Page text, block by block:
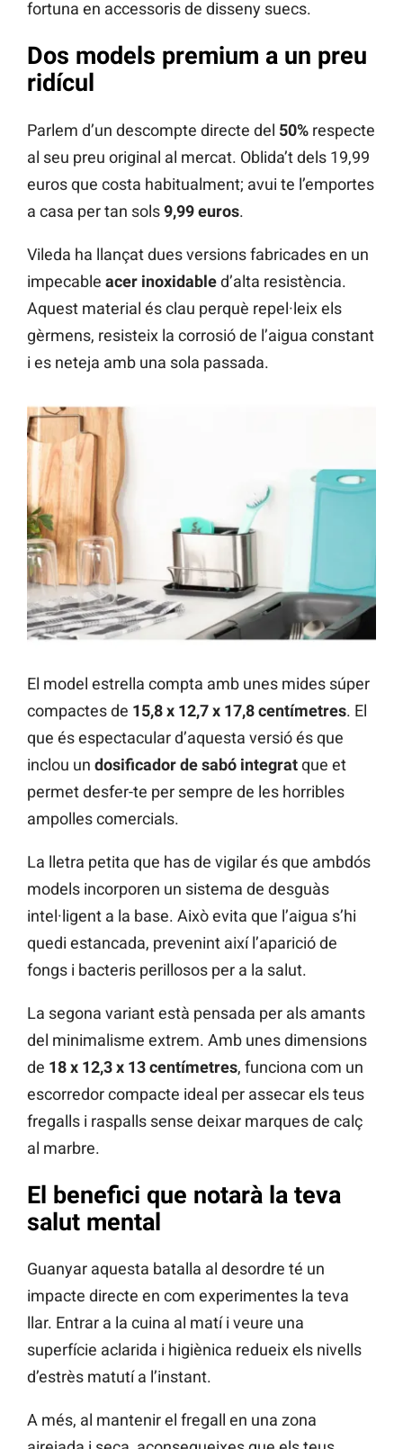
fortuna en accessoris de disseny suecs.
Dos models premium a un preu
ridícul
Parlem d’un descompte directe del 50% respecte
al seu preu original al mercat. Oblida’t dels 19,99
euros que costa habitualment; avui te l’emportes
a casa per tan sols9,99 euros.
Vileda ha llançat dues versions fabricades en un
impecable acer inoxidabled’alta resistència.
Aquest material és clau perquè repel·leix els
gèrmens, resisteix la corrosió de l’aigua constant
i es neteja amb una sola passada.
El model estrella compta amb unes mides súper
compactes de 15,8 x 12,7 x 17,8 centímetres. El
que és espectacular d’aquesta versió és que
inclou un dosificador de sabó integratque et
permet desfer-te per sempre de les horribles
ampolles comercials.
La lletra petita que has de vigilar és que ambdós
models incorporen un sistema de desguàs
intel·ligent a la base. Això evita que l’aigua s’hi
quedi estancada, prevenint així l’aparició de
fongs i bacteris perillosos per a la salut.
La segona variant està pensada per als amants
del minimalisme extrem. Amb unes dimensions
de 18 x 12,3 x 13 centímetres, funciona com un
escorredor compacte ideal per assecar els teus
fregalls i raspalls sense deixar marques de calç
al marbre.
El benefici que notarà la teva
salut mental
Guanyar aquesta batalla al desordre té un
impacte directe en com experimentes la teva
llar. Entrar a la cuina al matí i veure una
superfície aclarida i higiènica redueix els nivells
d’estrès matutí a l’instant.
A més, al mantenir el fregall en una zona